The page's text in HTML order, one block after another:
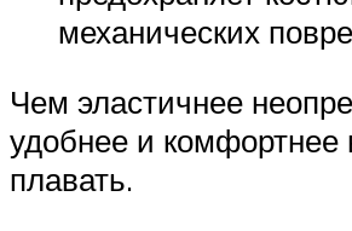
механических
Чем эластичнее
удобнее и комфортнее
плавать.